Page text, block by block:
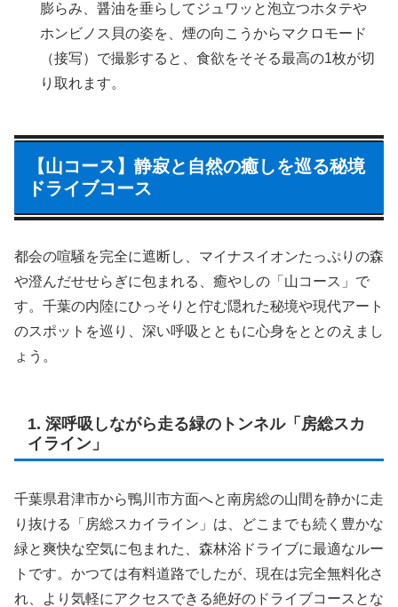
膨らみ、醤油を垂らしてジュワッと泡立つホタテや
ホンビノス貝の姿を、煙の向こうからマクロモード
（接写）で撮影すると、食欲をそそる最高の1枚が切
り取れます。
【山コース】静寂と自然の癒しを巡る秘境
ドライブコース
都会の喧騒を完全に遮断し、マイナスイオンたっぷりの森
や澄んだせせらぎに包まれる、癒やしの「山コース」で
す。千葉の内陸にひっそりと佇む隠れた秘境や現代アート
のスポットを巡り、深い呼吸とともに心身をととのえまし
ょう。
1. 深呼吸しながら走る緑のトンネル「房総スカ
イライン」
千葉県君津市から鴨川市方面へと南房総の山間を静かに走
り抜ける「房総スカイライン」は、どこまでも続く豊かな
緑と爽快な空気に包まれた、森林浴ドライブに最適なルー
トです。かつては有料道路でしたが、現在は完全無料化さ
れ、より気軽にアクセスできる絶好のドライブコースとな